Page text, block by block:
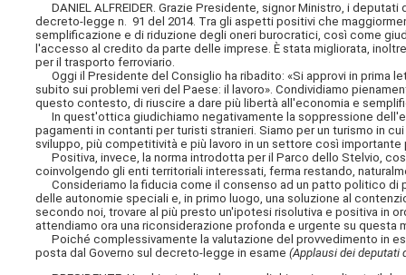
DANIEL ALFREIDER. Grazie Presidente, signor Ministro, i
decreto-legge n. 91 del 2014. Tra gli aspetti positivi che
semplificazione e di riduzione degli oneri burocratici, così come
l'accesso al credito da parte delle imprese. È stata migliorata,
per il trasporto ferroviario.
Oggi il Presidente del Consiglio ha ribadito: «Si approvi in prima
subito sui problemi veri del Paese: il lavoro». Condividiamo
questo contesto, di riuscire a dare più libertà all'economia e
In quest'ottica giudichiamo negativamente la soppressione
pagamenti in contanti per turisti stranieri. Siamo per un turismo in
sviluppo, più competitività e più lavoro in un settore così importante
Positiva, invece, la norma introdotta per il Parco dello Stelvio,
coinvolgendo gli enti territoriali interessati, ferma restando,
Consideriamo la fiducia come il consenso ad un patto politico di
delle autonomie speciali e, in primo luogo, una soluzione al
secondo noi, trovare al più presto un'ipotesi risolutiva e positiva in
attendiamo ora una riconsiderazione profonda e urgente su questa
Poiché complessivamente la valutazione del provvedimento in
posta dal Governo sul decreto-legge in esame(Applausi dei deputati